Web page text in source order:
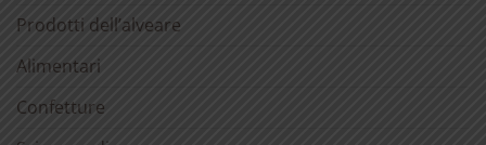
Prodotti dell’alveare
Alimentari
Confetture